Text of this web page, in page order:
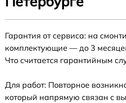
Гарантия от сервиса: на
комплектующие — до 3
Что считается гарантийным
Для работ: Повторное
который напрямую связан с